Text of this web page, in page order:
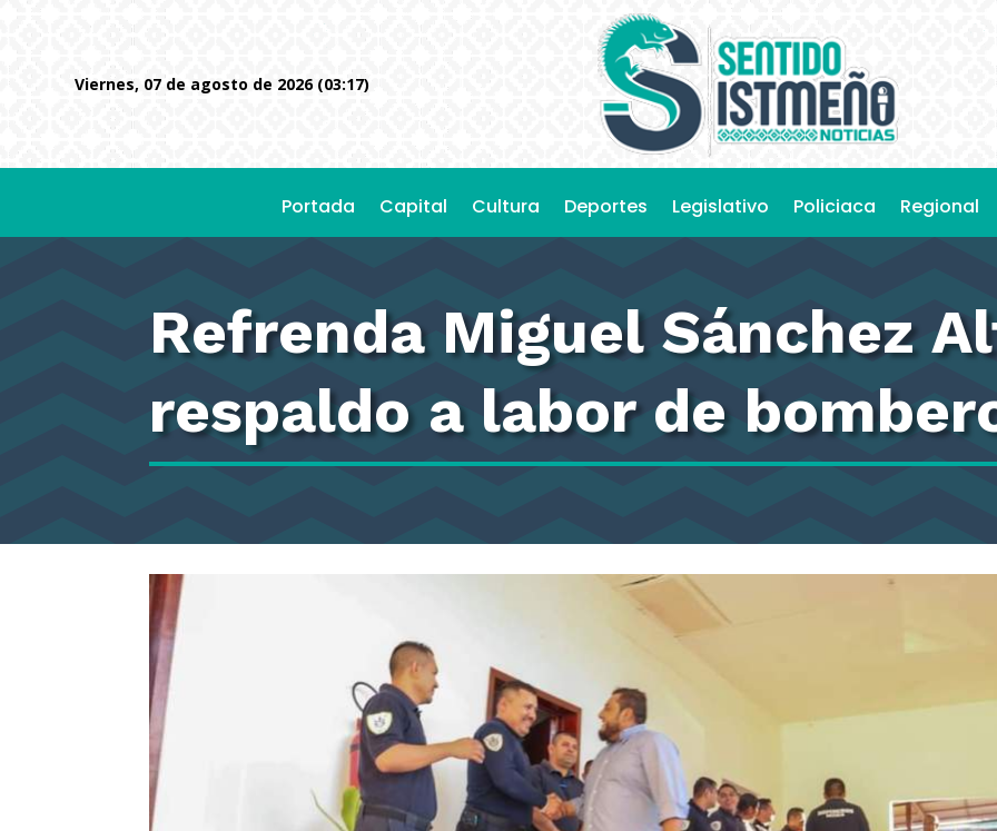
viernes, 07 de agosto de 2026 (03:17)
Portada Capital Cultura Deportes Legislativo Policiaca Regional
Refrenda Miguel Sánchez
respaldo a labor de